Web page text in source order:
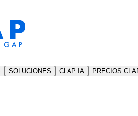
SOLUCIONES CLAP IA PRECIOS